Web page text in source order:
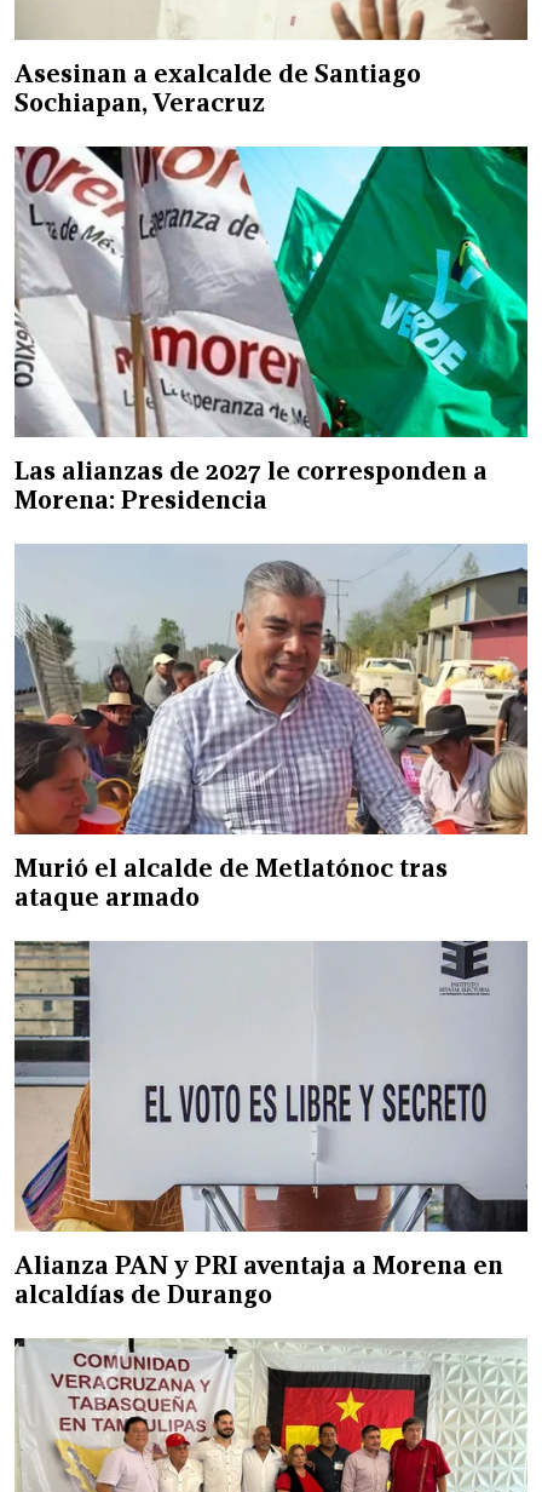
Asesinan a exalcalde de Santiago
Sochiapan, Veracruz
Las alianzas de 2027 le corresponden a
Morena: Presidencia
Murió el alcalde de Metlatónoc tras
ataque armado
Alianza PAN y PRI aventaja a Morena en
alcaldías de Durango